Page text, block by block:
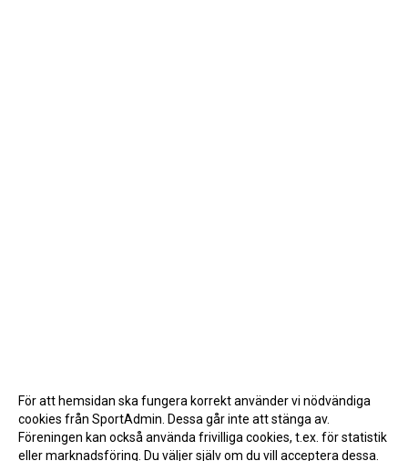
För att hemsidan ska fungera korrekt använder vi nödvändiga
cookies från SportAdmin. Dessa går inte att stänga av.
Föreningen kan också använda frivilliga cookies, t.ex. för statistik
eller marknadsföring. Du väljer själv om du vill acceptera dessa.